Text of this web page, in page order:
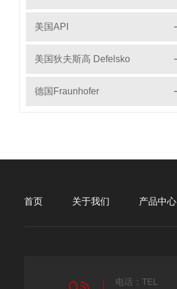
美国API
美国狄夫斯高 Defelsko
德国Fraunhofer
首页 关于我们 产品中心
电话：TEL